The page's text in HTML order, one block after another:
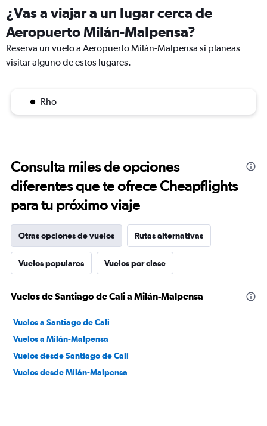
¿Vas a viajar a un lugar cerca de
Aeropuerto Milán-Malpensa?
Reserva un vuelo a Aeropuerto Milán-Malpensa si planeas
visitar alguno de estos lugares.
Rho
Consulta miles de opciones
diferentes que te ofrece Cheapflights
para tu próximo viaje
Otras opciones de vuelos Rutas alternativas
Vuelos populares Vuelos por clase
Vuelos de Santiago de Cali a Milán-Malpensa
Vuelos a Santiago de Cali
Vuelos a Milán-Malpensa
Vuelos desde Santiago de Cali
Vuelos desde Milán-Malpensa